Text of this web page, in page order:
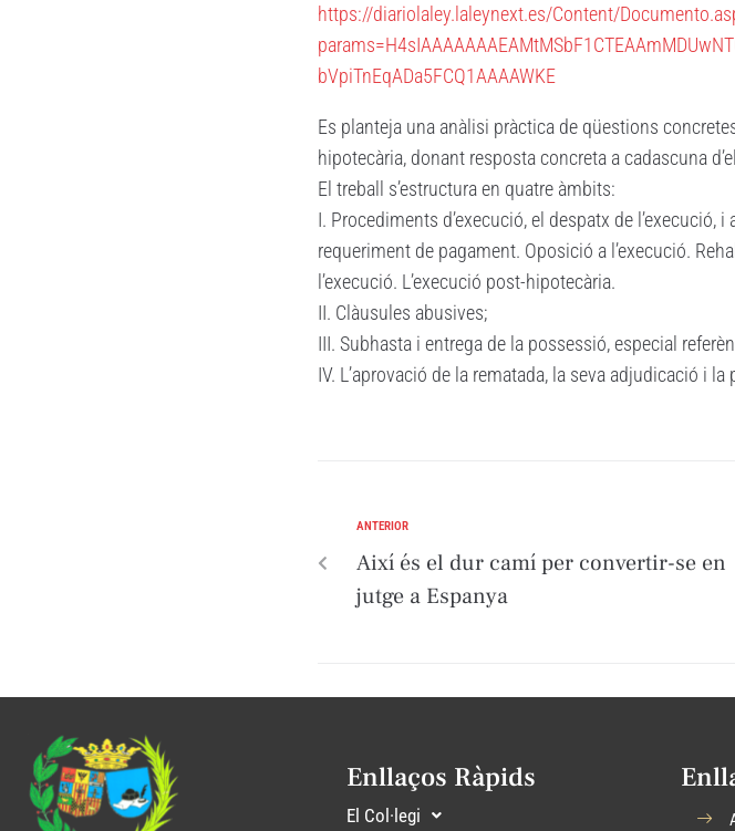
https://diariolaley.laleynext.es/Content/
bVpiTnEqADa5FCQ1AAAAWKE
Es planteja una anàlisi pràctica de qüestions
hipotecària, donant resposta concreta a cadascuna
El treball s’estructura en quatre àmbits:
I. Procediments d’execució, el despatx de
requeriment de pagament. Oposició a l’execució.
l’execució. L’execució post-hipotecària.
II. Clàusules abusives;
III. Subhasta i entrega de la possessió, especial
IV. L’aprovació de la rematada, la seva adjudicació i
ANTERIOR
Així és el dur camí per convertir-se en
jutge a Espanya
Enllaços Ràpids
El Col·legi